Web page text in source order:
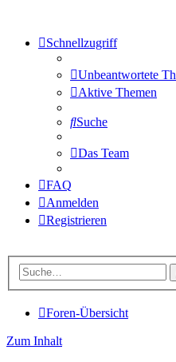
Schnellzugriff
Unbeantwortete
Aktive Themen
Suche
Das Team
FAQ
Anmelden
Registrieren
Foren-Übersicht
Zum Inhalt